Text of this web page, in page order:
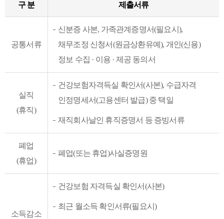
구 분 제출서류
공통서류
신분증 사본, 가족관계증명서(필요시),
채무조정 신청서(원금상환유예), 개인(신용)
정보 수집 · 이용 · 제공 동의서
실직
(휴직)
건강보험자격득실 확인서(사본), 수급자격
인정명세서(고용센터 발급) 중 택일
재직회사날인 휴직증명서 등 증빙서류
폐업
(휴업)
폐업(또는 휴업)사실증명원
소득감소
건강보험 자격득실 확인서(사본)
최근 월소득 확인서류(필요시)